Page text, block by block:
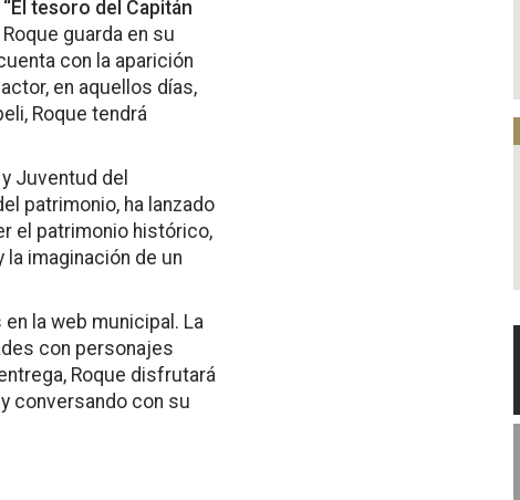
tesoro del Capitán
guarda en su
con la aparición
en aquellos días,
Roque tendrá
Juventud del
patrimonio, ha lanzado
el patrimonio histórico,
imaginación de un
en la web municipal. La
con personajes
Roque disfrutará
conversando con su